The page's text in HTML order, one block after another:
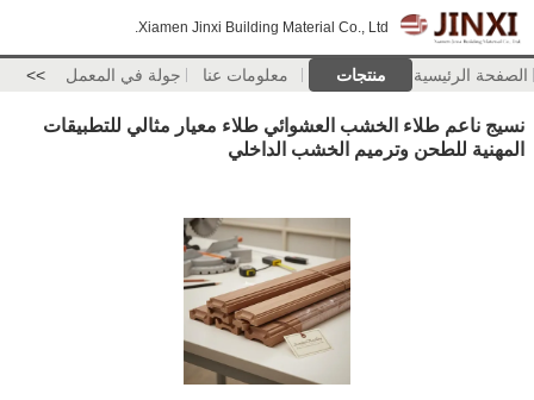
Xiamen Jinxi Building Material Co., Ltd.
الصفحة الرئيسية منتجات معلومات عنا جولة في المعمل >>
نسيج ناعم طلاء الخشب العشوائي طلاء معيار مثالي للتطبيقات
المهنية للطحن وترميم الخشب الداخلي